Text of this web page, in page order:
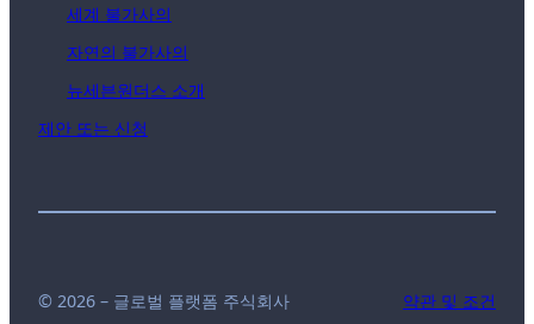
세계 불가사의
자연의 불가사의
뉴세븐원더스 소개
제안 또는 신청
© 2026 – 글로벌 플랫폼 주식회사 약관 및 조건